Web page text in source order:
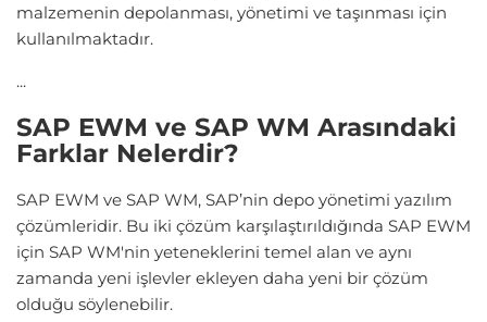
malzemenin depolanması, yönetimi ve taşınması için
kullanılmaktadır.
...
SAP EWM ve SAP WM Arasındaki
Farklar Nelerdir?
SAP EWM ve SAP WM, SAP’nin depo yönetimi yazılım
çözümleridir. Bu iki çözüm karşılaştırıldığında SAP EWM
için SAP WM'nin yeteneklerini temel alan ve aynı
zamanda yeni işlevler ekleyen daha yeni bir çözüm
olduğu söylenebilir.